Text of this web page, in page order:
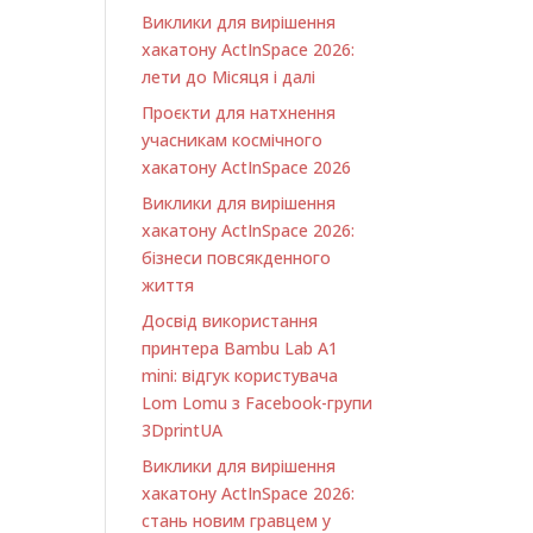
Виклики для вирішення
хакатону ActInSpace 2026:
лети до Місяця і далі
Проєкти для натхнення
учасникам космічного
хакатону ActInSpace 2026
Виклики для вирішення
хакатону ActInSpace 2026:
бізнеси повсякденного
життя
Досвід використання
принтера Bambu Lab A1
minі: відгук користувача
Lom Lomu з Facebook-групи
3DprintUA
Виклики для вирішення
хакатону ActInSpace 2026:
стань новим гравцем у